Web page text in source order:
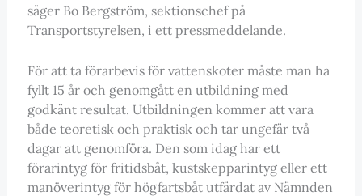
säger Bo Bergström, sektionschef på
Transportstyrelsen, i ett pressmeddelande.
För att ta förarbevis för vattenskoter måste man ha
fyllt 15 år och genomgått en utbildning med
godkänt resultat. Utbildningen kommer att vara
både teoretisk och praktisk och tar ungefär två
dagar att genomföra. Den som idag har ett
förarintyg för fritidsbåt, kustskepparintyg eller ett
manöverintyg för högfartsbåt utfärdat av Nämnden